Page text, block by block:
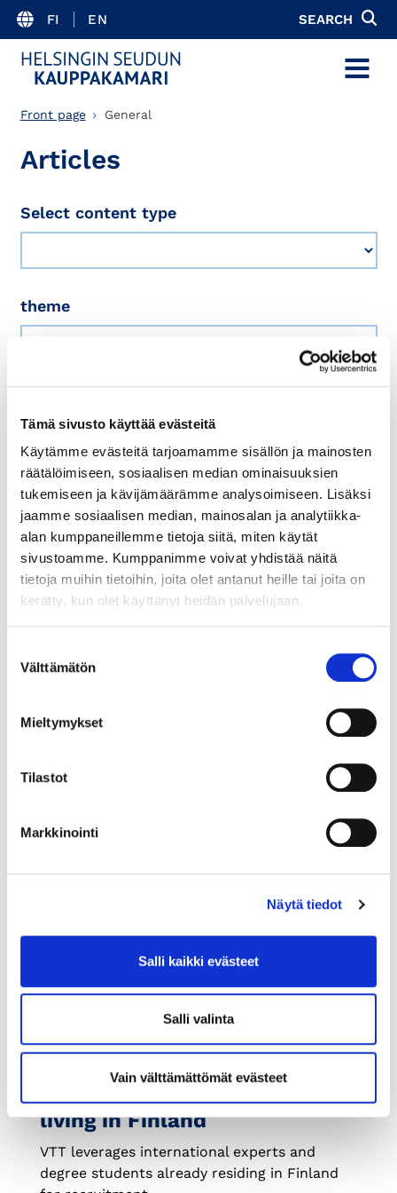
Tämä sivusto käyttää evästeitä
Käytämme evästeitä tarjoamamme sisällön ja mainosten
räätälöimiseen, sosiaalisen median ominaisuuksien
tukemiseen ja kävijämäärämme analysoimiseen. Lisäksi
jaamme sosiaalisen median, mainosalan ja analytiikka-
alan kumppaneillemme tietoja siitä, miten käytät
sivustoamme. Kumppanimme voivat yhdistää näitä
tietoja muihin tietoihin, joita olet antanut heille tai joita on
kerätty, kun olet käyttänyt heidän palvelujaan.
valinta
Välttämätön
Mieltymykset
Tilastot
Markkinointi
Näytä tiedot
Salli kaikki evästeet
Salli valinta
Vain välttämättömät evästeet
FI EN SEARCH
MENU
Front page General
Articles
Select content type
theme
29.4.2026 NEWS
Helsinki Region Chamber of
more companies into RDI in
Finland and Europe
As the EU shapes its next long-term budget,
one priority should stand out more clearly...
GENERAL
living in Finland
VTT leverages international experts and
degree students already residing in Finland